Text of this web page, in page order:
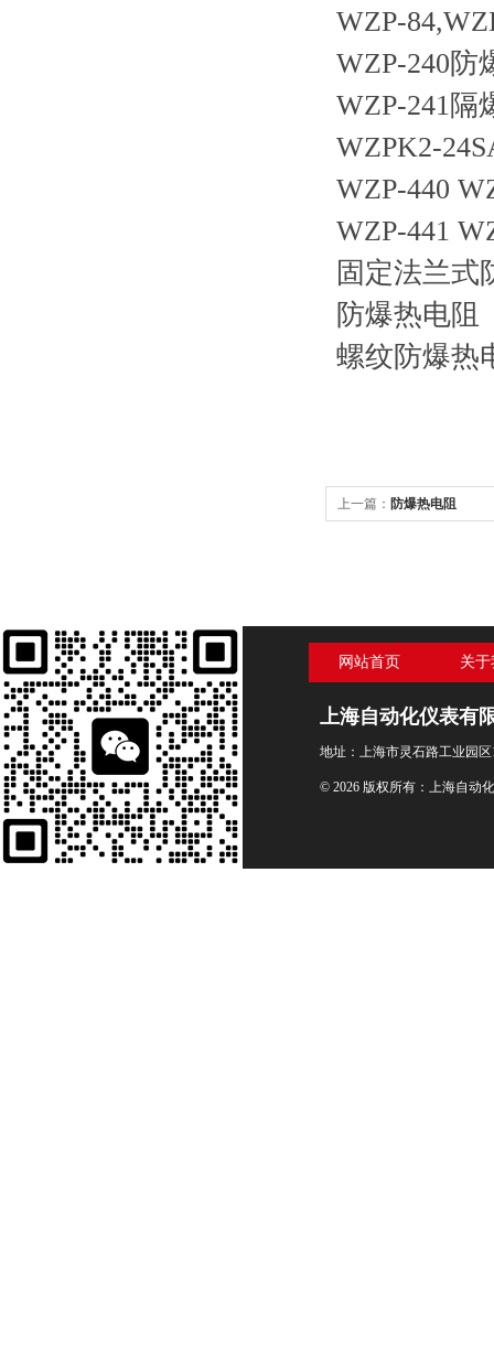
WZP-
WZP-240防
WZP-241隔
WZPK2-
WZP-440
WZP-441
固定法兰式
防爆热电阻
螺纹防爆热
上一篇： 防爆热电阻
网站首页 关
上海自动化仪表有
地址：上海市灵石路工业园区
© 2026 版权所有：上海自动